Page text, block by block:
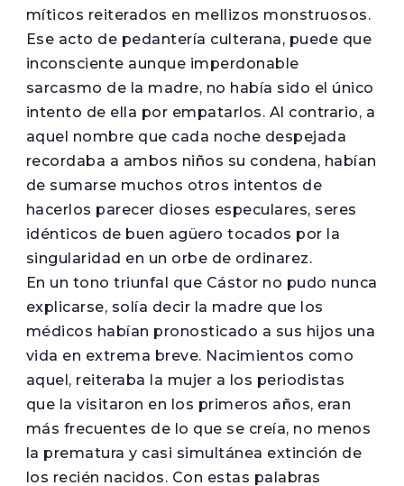
míticos reiterados en mellizos monstruosos.
Ese acto de pedantería culterana, puede que
inconsciente aunque imperdonable
sarcasmo de la madre, no había sido el único
intento de ella por empatarlos. Al contrario, a
aquel nombre que cada noche despejada
recordaba a ambos niños su condena, habían
de sumarse muchos otros intentos de
hacerlos parecer dioses especulares, seres
idénticos de buen agüero tocados por la
singularidad en un orbe de ordinarez.
En un tono triunfal que Cástor no pudo nunca
explicarse, solía decir la madre que los
médicos habían pronosticado a sus hijos una
vida en extrema breve. Nacimientos como
aquel, reiteraba la mujer a los periodistas
que la visitaron en los primeros años, eran
más frecuentes de lo que se creía, no menos
la prematura y casi simultánea extinción de
los recién nacidos. Con estas palabras